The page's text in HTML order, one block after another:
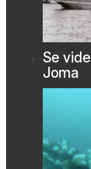
Se
Joma